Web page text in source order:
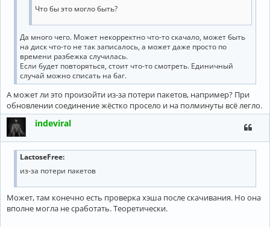
Что бы это могло быть?
Да много чего. Может некорректно что-то скачало, может быть
на диск что-то не так записалось, а может даже просто по
времени разбежка случилась.
Если будет повторяться, стоит что-то смотреть. Единичный
случай можно списать на баг.
А может ли это произойти из-за потери пакетов, например? При
обновлении соединение жёстко просело и на полминуты всё легло.
indeviral
LactoseFree:
из-за потери пакетов
Может, там конечно есть проверка хэша после скачивания. Но она
вполне могла не сработать. Теоретически.